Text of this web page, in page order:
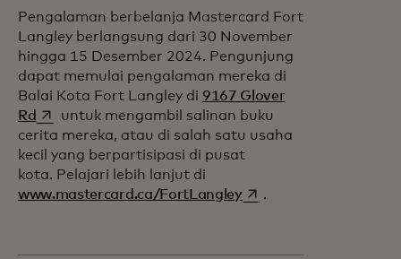
Pengalaman berbelanja Mastercard Fort
Langley berlangsung dari 30 November
hingga 15 Desember 2024. Pengunjung
dapat memulai pengalaman mereka di
Balai Kota Fort Langley di 9167 Glover
Rd opens in a new tab
untuk mengambil salinan buku
cerita mereka, atau di salah satu usaha
kecil yang berpartisipasi di pusat
kota. Pelajari lebih lanjut di
www.mastercard.ca/FortLangleyopens in a new tab
.